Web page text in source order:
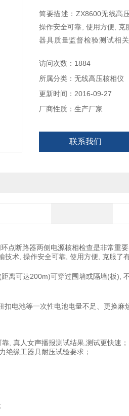
简要描述：ZX8600无线高
操作安全可靠, 使用方便, 克
器具质量监督检验测试相
和设施构架的方式限制, 提
护。
访问次数：1884
所属分类：无线高压核相仪
更新时间：2016-09-27
厂商性质：生产厂家
联系我们
断路器两侧电源核相检查是非常重要
术, 操作安全可靠, 使用方便, 克服了
可达200m)可穿过围墙或隔墙(板),
电池等一次性电池电量不足、更换
, 真人女声播报测试结果,测试更快速；
绝缘工器具耐压试验要求；